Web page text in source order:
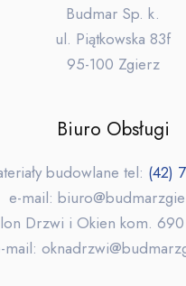
Budmar Sp. k.
ul. Piątkowska 83f
95-100 Zgierz
Biuro Obsługi
budowlane tel: (42)
e-mail:
Drzwi i Okien kom.
mail: